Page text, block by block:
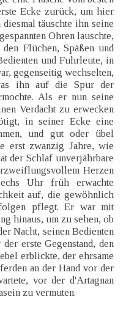
Ecke zurück, um hier
täuschte ihn seine
Ohren lauschte,
Flüchen, Späßen und
und Fuhrleute, in
gegenseitig wechselten,
ihn auf die Spur der
Als er nun seine
Verdacht zu erwecken
in seiner Ecke eine
und gut oder übel
erst zwanzig Jahre, wie
der Schlaf unverjährbare
Herzen
Uhr früh erwachte
auf, die gewöhnlich
pflegt. Er war mit
hinaus, um zu sehen, ob
Nacht, seinen Bedienten
erste Gegenstand, den
erblickte, der ehrsame
an der Hand vor der
vor der d'Artagnan
zu vermuten.